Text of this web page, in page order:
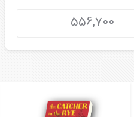
556,700